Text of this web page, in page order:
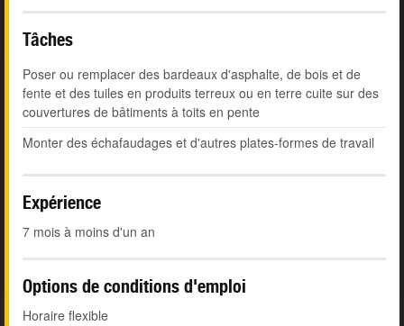
Tâches
Poser ou remplacer des bardeaux d'asphalte, de bois et de
fente et des tuiles en produits terreux ou en terre cuite sur des
couvertures de bâtiments à toits en pente
Monter des échafaudages et d'autres plates-formes de travail
Expérience
7 mois à moins d'un an
Options de conditions d'emploi
Horaire flexible